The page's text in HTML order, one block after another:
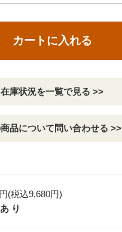
カートに入れる
在庫状況を一覧で見る >>
品について問い合わせる >>
(税込9,680円)
り